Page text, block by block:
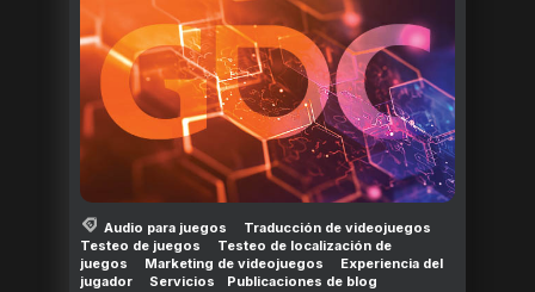
Audio para juegos
Traducción de videojuegos
Testeo de juegos
Testeo de localización de
juegos
Marketing de videojuegos
Experiencia del
jugador
Servicios Publicaciones de blog